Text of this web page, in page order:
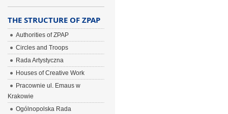
THE STRUCTURE OF ZPAP
Authorities of ZPAP
Circles and Troops
Rada Artystyczna
Houses of Creative Work
Pracownie ul. Emaus w
Krakowie
Ogólnopolska Rada